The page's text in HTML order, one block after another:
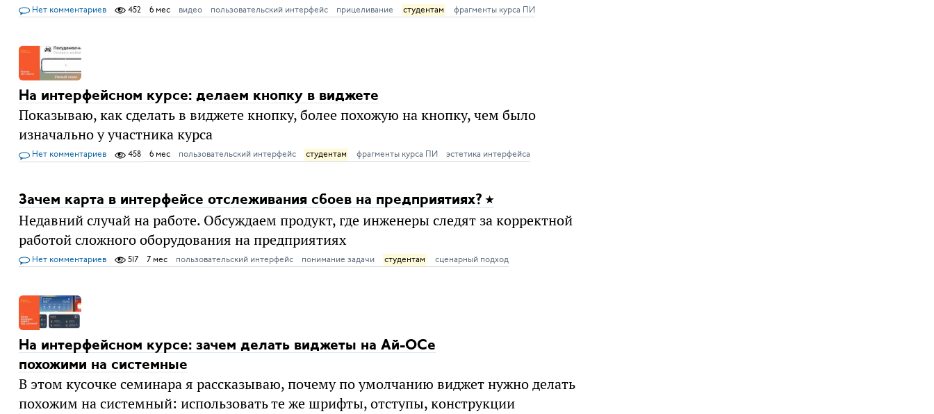
Нет комментариев 452 6 мес видео пользовательский интерфейс прицеливание студентам фрагменты курса ПИ
На интерфейсном курсе: делаем кнопку в виджете
Показываю, как сделать в виджете кнопку, более похожую на кнопку, чем было
изначально у участника курса
Нет комментариев 458 6 мес пользовательский интерфейс студентам фрагменты курса ПИ эстетика интерфейса
Зачем карта в интерфейсе отслеживания сбоев на предприятиях?
Недавний случай на работе. Обсуждаем продукт, где инженеры следят за корректной
работой сложного оборудования на предприятиях
Нет комментариев 517 7 мес пользовательский интерфейс понимание задачи студентам сценарный подход
На интерфейсном курсе: зачем делать виджеты на Ай-ОСе
похожими на системные
В этом кусочке семинара я рассказываю, почему по умолчанию виджет нужно делать
похожим на системный: использовать те же шрифты, отступы, конструкции